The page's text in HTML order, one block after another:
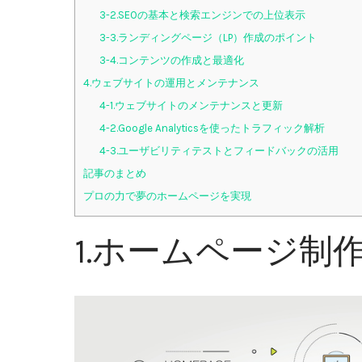
3-2.SEOの基本と検索エンジンでの上位表示
3-3.ランディングページ（LP）作成のポイント
3-4.コンテンツの作成と最適化
4.ウェブサイトの運用とメンテナンス
4-1.ウェブサイトのメンテナンスと更新
4-2.Google Analyticsを使ったトラフィック解析
4-3.ユーザビリティテストとフィードバックの活用
記事のまとめ
プロの力で夢のホームページを実現
1.ホームページ制